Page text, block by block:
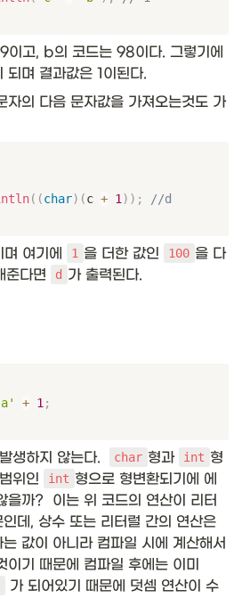
고, b의 코드는 98이다. 그렇기에
며 결과값은 1이된다.
자의 다음 문자값을 가져오는것도 가
( (char) (c + 1 ) ) ; //d
며 여기에 1 을 더한 값인 100 을 다
준다면 d 가 출력된다.
+ 1 ;
생하지 않는다. char 형과 int 형
위인
int 형으로 형변환되기에 에
을까?  이는 위 코드의 연산이 리터
데, 상수 또는 리터럴 간의 연산은
값이 아니라 컴파일 시에 계산해서
가 되어있기 때문에 덧셈 연산이 수